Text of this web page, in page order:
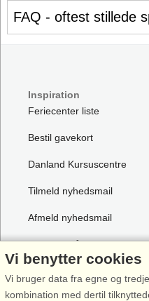
FAQ - oftest stillede
Inspiration
Feriecenter liste
Bestil gavekort
Danland Kursuscentre
Tilmeld nyhedsmail
Afmeld nyhedsmail
Rabatter på
overnatning
Rabat til attraktioner
Vi benytter cookies
Vi bruger data fra egne og
kombination med dertil